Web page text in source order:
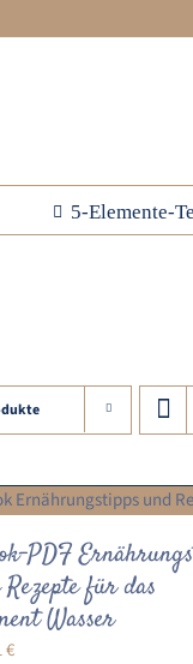
5-Elemente-
PDF
für das
Wasser
€